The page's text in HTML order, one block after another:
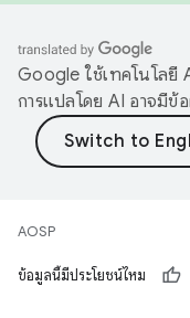
Google ใช้เทคโนโลยี
การแปลโดย AI อาจมีข้
AOSP
ข้อมูลนี้มีประโยชน์ไหม